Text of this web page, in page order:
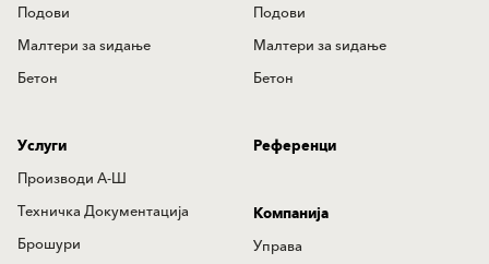
Подови
Mалтери за ѕидањe
Бетон
Подови
Mалтери за ѕидањe
Бетон
Услуги
Производи А-Ш
Техничка Документација
Брошури
Референци
Компанија
Управа